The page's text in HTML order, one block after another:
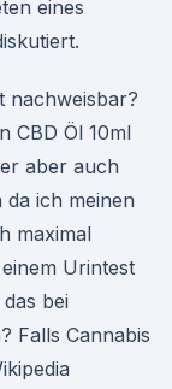
eines
nachweisbar?
CBD Öl 10ml
aber auch
ich meinen
maximal
Urintest
bei
Falls Cannabis